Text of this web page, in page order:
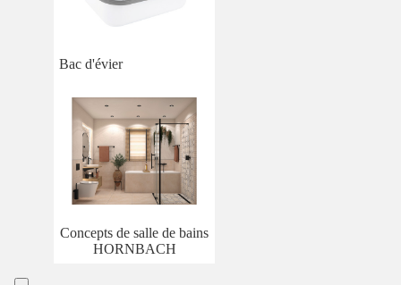
Bac d'évier
Concepts de salle de bains
HORNBACH